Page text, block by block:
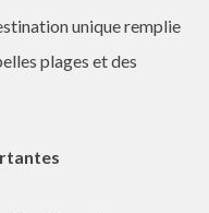
unique remplie
plages et des